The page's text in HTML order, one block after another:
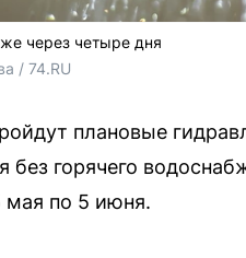
через четыре дня
/ 74.RU
плановые
без горячего
по 5 июня.